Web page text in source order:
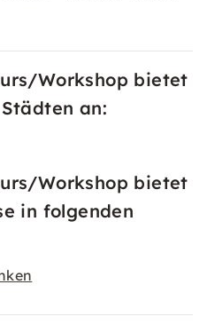
Workshop bietet
an:
Workshop bietet
in folgenden